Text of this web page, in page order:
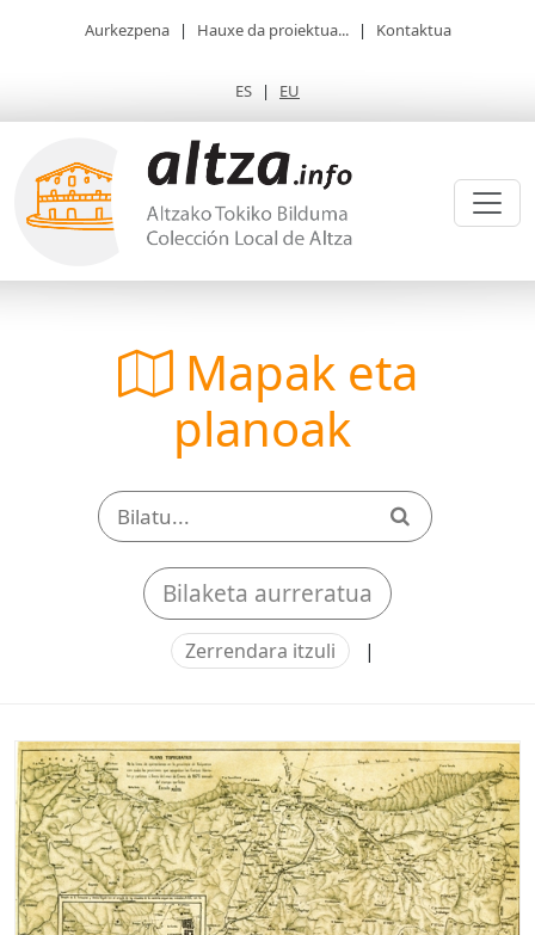
Aurkezpena | Hauxe da proiektua... | Kontaktua
ES | EU
Mapak eta
planoak
Bilaketa aurreratua
Zerrendara itzuli |